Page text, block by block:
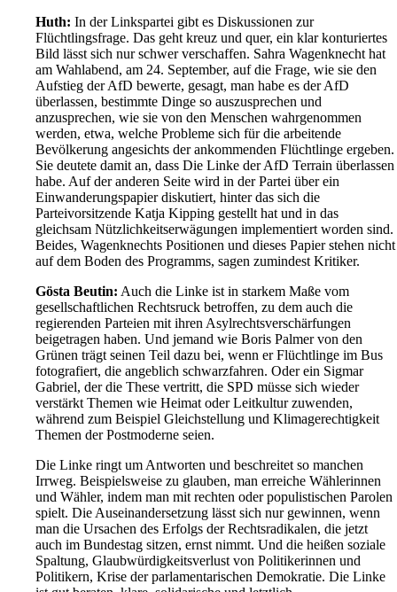
Huth: In der Linkspartei gibt es Diskussionen zur
Flüchtlingsfrage. Das geht kreuz und quer, ein klar konturiertes
Bild lässt sich nur schwer verschaffen. Sahra Wagenknecht hat
am Wahlabend, am 24. September, auf die Frage, wie sie den
Aufstieg der AfD bewerte, gesagt, man habe es der AfD
überlassen, bestimmte Dinge so auszusprechen und
anzusprechen, wie sie von den Menschen wahrgenommen
werden, etwa, welche Probleme sich für die arbeitende
Bevölkerung angesichts der ankommenden Flüchtlinge ergeben.
Sie deutete damit an, dass Die Linke der AfD Terrain überlassen
habe. Auf der anderen Seite wird in der Partei über ein
Einwanderungspapier diskutiert, hinter das sich die
Parteivorsitzende Katja Kipping gestellt hat und in das
gleichsam Nützlichkeitserwägungen implementiert worden sind.
Beides, Wagenknechts Positionen und dieses Papier stehen nicht
auf dem Boden des Programms, sagen zumindest Kritiker.
Gösta Beutin: Auch die Linke ist in starkem Maße vom
gesellschaftlichen Rechtsruck betroffen, zu dem auch die
regierenden Parteien mit ihren Asylrechtsverschärfungen
beigetragen haben. Und jemand wie Boris Palmer von den
Grünen trägt seinen Teil dazu bei, wenn er Flüchtlinge im Bus
fotografiert, die angeblich schwarzfahren. Oder ein Sigmar
Gabriel, der die These vertritt, die SPD müsse sich wieder
verstärkt Themen wie Heimat oder Leitkultur zuwenden,
während zum Beispiel Gleichstellung und Klimagerechtigkeit
Themen der Postmoderne seien.
Die Linke ringt um Antworten und beschreitet so manchen
Irrweg. Beispielsweise zu glauben, man erreiche Wählerinnen
und Wähler, indem man mit rechten oder populistischen Parolen
spielt. Die Auseinandersetzung lässt sich nur gewinnen, wenn
man die Ursachen des Erfolgs der Rechtsradikalen, die jetzt
auch im Bundestag sitzen, ernst nimmt. Und die heißen soziale
Spaltung, Glaubwürdigkeitsverlust von Politikerinnen und
Politikern, Krise der parlamentarischen Demokratie. Die Linke